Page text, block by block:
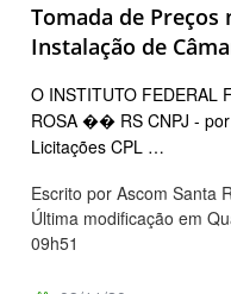
Tomada de Preços
Instalação de
O INSTITUTO FEDERAL
ROSA �� RS CNPJ -
Licitações CPL …
Escrito por Ascom Santa
Última modificação em
09h51